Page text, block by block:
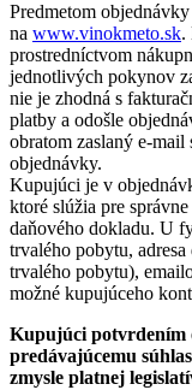
Predmetom
na www.vinokmeto.sk.
prostredníctvom
jednotlivých pokynov
nie je zhodná s
platby a odošle
obratom zaslaný e-
objednávky.
Kupujúci je v
ktoré slúžia pre
daňového dokladu. U
trvalého pobytu,
trvalého pobytu),
možné kupujúceho
Kupujúci potvrdením
predávajúcemu
zmysle platnej